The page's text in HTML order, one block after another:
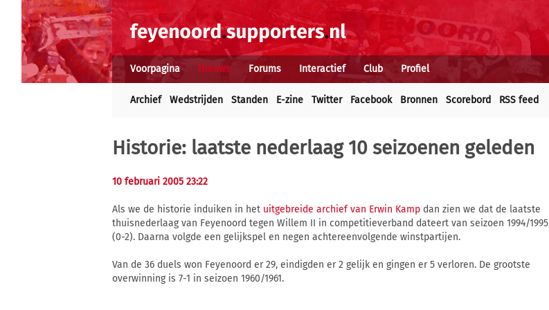
Voorpagina Nieuws Forums Interactief Club Profiel
Archief Wedstrijden Standen E-zine Twitter Facebook Bronnen Scorebord RSS feed
Historie: laatste nederlaag 10 seizoenen geleden
10 februari 2005 23:22
Als we de historie induiken in het uitgebreide archief van Erwin Kamp dan zien we dat de laatste
thuisnederlaag van Feyenoord tegen Willem II in competitieverband dateert van seizoen 1994/1995
(0-2). Daarna volgde een gelijkspel en negen achtereenvolgende winstpartijen.
Van de 36 duels won Feyenoord er 29, eindigden er 2 gelijk en gingen er 5 verloren. De grootste
overwinning is 7-1 in seizoen 1960/1961.